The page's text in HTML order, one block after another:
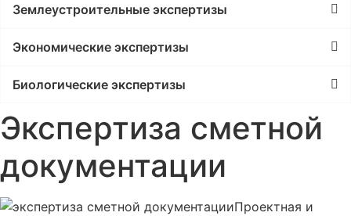
Землеустроительные экспертизы
Экономические экспертизы
Биологические экспертизы
Экспертиза сметной
документации
Проектная и